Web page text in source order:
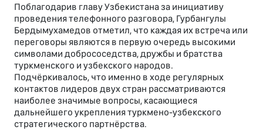
Поблагодарив главу Узбекистана за инициативу
проведения телефонного разговора, Гурбангулы
Бердымухамедов отметил, что каждая их встреча или
переговоры являются в первую очередь высокими
символами добрососедства, дружбы и братства
туркменского и узбекского народов.
Подчёркивалось, что именно в ходе регулярных
контактов лидеров двух стран рассматриваются
наиболее значимые вопросы, касающиеся
дальнейшего укрепления туркмено-узбекского
стратегического партнёрства.